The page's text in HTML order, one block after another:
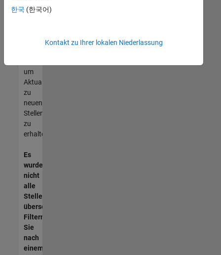
werden
unseres
um
Aktualisierungen
zu
neuen
Stellenangeboten
zu
erhalten.
Es
wurden
nicht
alle
Stellen
übersetzt.
Filtern
Sie
nach
einem
한국 (한국어)
Kontakt zu Ihrer lokalen Niederlassung